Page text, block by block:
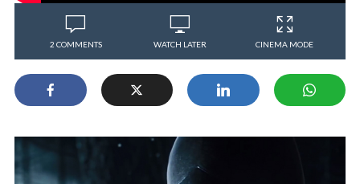
2 COMMENTS WATCH LATER CINEMA MODE